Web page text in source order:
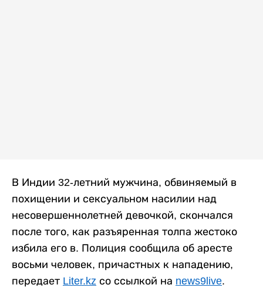
В Индии 32-летний мужчина, обвиняемый в
похищении и сексуальном насилии над
несовершеннолетней девочкой, скончался
после того, как разъяренная толпа жестоко
избила его в. Полиция сообщила об аресте
восьми человек, причастных к нападению,
передает Liter.kz со ссылкой на news9live.